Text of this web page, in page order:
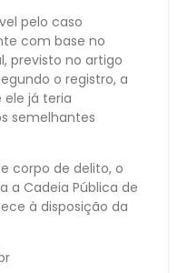
pelo caso
com base no
previsto no artigo
o registro, a
já teria
semelhantes
corpo de delito, o
a Cadeia Pública de
à disposição da